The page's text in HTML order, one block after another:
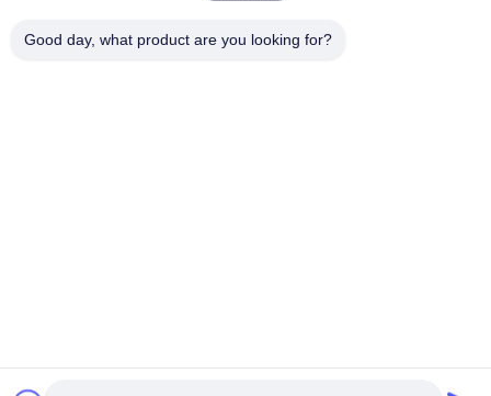
দ্রুত যোগাযোগ
চীন ভালো মানের Gabion মেশিন সরবরাহকারী। কপিরাইট © 2012-2026 Jiangyin
Good day, what product are you looking for?